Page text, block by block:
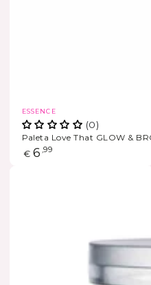
Marca
ESSENCE
(0)
Paleta Love That GLOW &
Preço
€ 6 ,99